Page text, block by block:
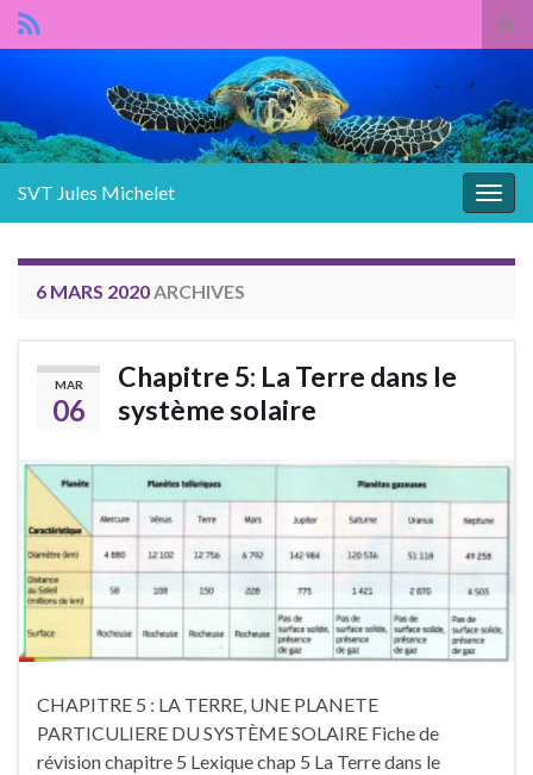
SVT Jules Michelet
6 MARS 2020 ARCHIVES
MAR
06
Chapitre 5: La Terre dans le
système solaire
CHAPITRE 5 : LA TERRE, UNE PLANETE
PARTICULIERE DU SYSTÈME SOLAIRE Fiche de
révision chapitre 5 Lexique chap 5 La Terre dans le
Panneau de gestion des cookies